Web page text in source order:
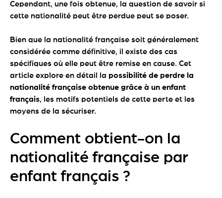
Cependant, une fois obtenue, la question de savoir si
cette nationalité peut être perdue peut se poser.
Bien que la nationalité française soit généralement
considérée comme définitive, il existe des cas
spécifiques où elle peut être remise en cause. Cet
article explore en détail la possibilité de perdre la
nationalité française obtenue grâce à un enfant
français, les motifs potentiels de cette perte et les
moyens de la sécuriser.
Comment obtient-on la
nationalité française par
enfant français ?